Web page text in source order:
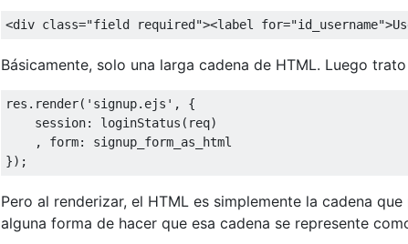
<div class="field required"><label for="id_username">
Básicamente, solo una larga cadena de HTML. Luego
res . render( 'signup.ejs' ,
{
    session
: loginStatus ( req)
,
form:
});
Pero al renderizar, el HTML es simplemente la cadena
alguna forma de hacer que esa cadena se represente